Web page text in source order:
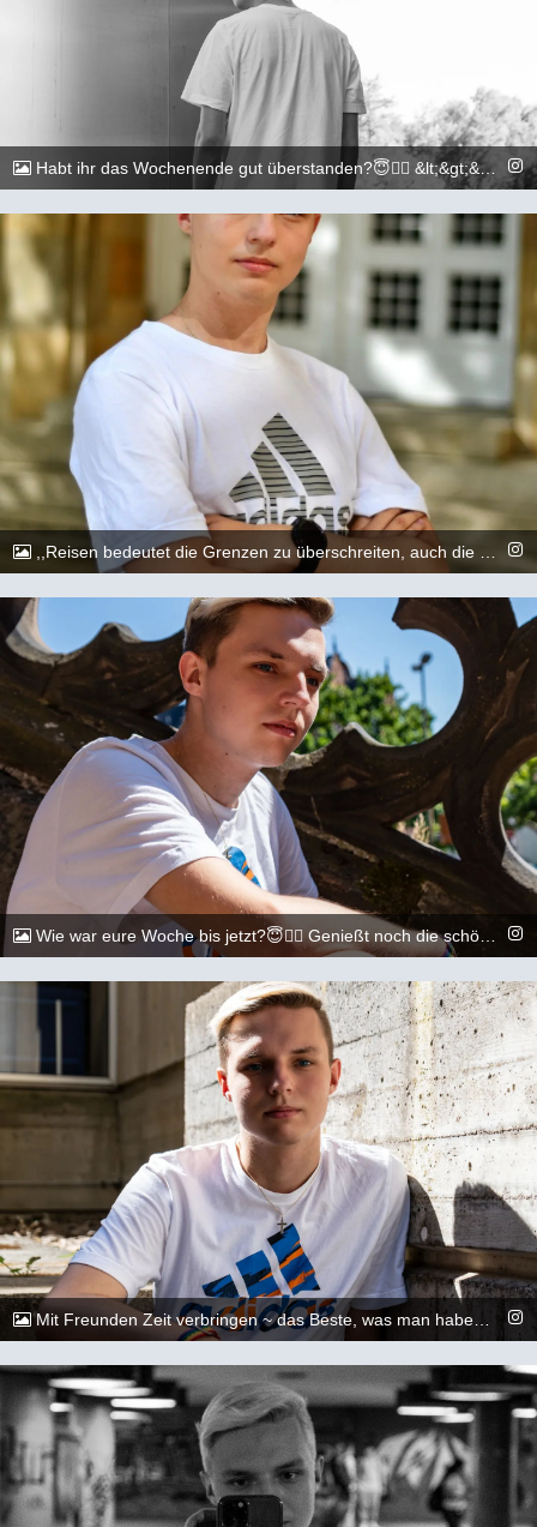
Habt ihr das Wochenende gut überstanden?😇🏳️‍🌈 &lt;&gt;&lt;&gt;&lt;&gt;&lt;&gt;&lt;&gt;&lt;&gt;&lt;&gt;&lt;&gt;&lt;&gt;&lt;&gt; 📷: @dylan.maikel &lt;&gt;&lt;&gt;&lt;&gt;&lt;&gt;&lt;&gt;&lt;&gt;&lt;&gt;&lt;&gt;&lt;&gt;&lt;&gt; #gay #lgbtq #Köln #Cologne #german #berlin #boy #marburg #gaylove #eisenach #Kassel #Düsseldorf #Duesseldorf #shooting #summer #summertime #travel #sun #pride #loveislove #gayboy
,,Reisen bedeutet die Grenzen zu überschreiten, auch die eigenen&quot; Und damit euch ein schönes Wochenende 😇 &lt;&gt;&lt;&gt;&lt;&gt;&lt;&gt;&lt;&gt;&lt;&gt;&lt;&gt;&lt;&gt;&lt;&gt;&lt;&gt; 📷: @artdescription_photography &lt;&gt;&lt;&gt;&lt;&gt;&lt;&gt;&lt;&gt;&lt;&gt;&lt;&gt;&lt;&gt;&lt;&gt;&lt;&gt; #gay #lgbtq #Köln #Cologne #german #berlin #boy #marburg #gaylove #eisenach #shooting #summer #summertime #travel #sun #pride #loveislove #gayboy
26. August 2022
Wie war eure Woche bis jetzt?😇🏳️‍🌈 Genießt noch die schönen restlichen Sommertage.😇 &lt;&gt;&lt;&gt;&lt;&gt;&lt;&gt;&lt;&gt;&lt;&gt;&lt;&gt;&lt;&gt;&lt;&gt;&lt;&gt; 📷: @dylan.maikel &lt;&gt;&lt;&gt;&lt;&gt;&lt;&gt;&lt;&gt;&lt;&gt;&lt;&gt;&lt;&gt;&lt;&gt;&lt;&gt; #gay #lgbtq #Köln #Cologne #german #berlin #boy #marburg #gaylove #eisenach #shooting #summer #summertime #travel #sun #pride #loveislove #gayboy
23. August 2022
Mit Freunden Zeit verbringen ~ das Beste, was man haben kann😇🏳️‍🌈 &lt;&gt;&lt;&gt;&lt;&gt;&lt;&gt;&lt;&gt;&lt;&gt;&lt;&gt;&lt;&gt;&lt;&gt;&lt;&gt; 📷: @dylan.maikel &lt;&gt;&lt;&gt;&lt;&gt;&lt;&gt;&lt;&gt;&lt;&gt;&lt;&gt;&lt;&gt;&lt;&gt;&lt;&gt; #gay #lgbtq #Köln #Cologne #german #berlin #boy #marburg #gaylove #eisenach #shooting #summer #summertime #travel #sun #pride #loveislove #gayboy
20. August 2022